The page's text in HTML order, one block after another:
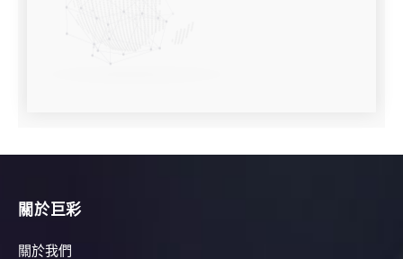
關於巨彩
關於我們